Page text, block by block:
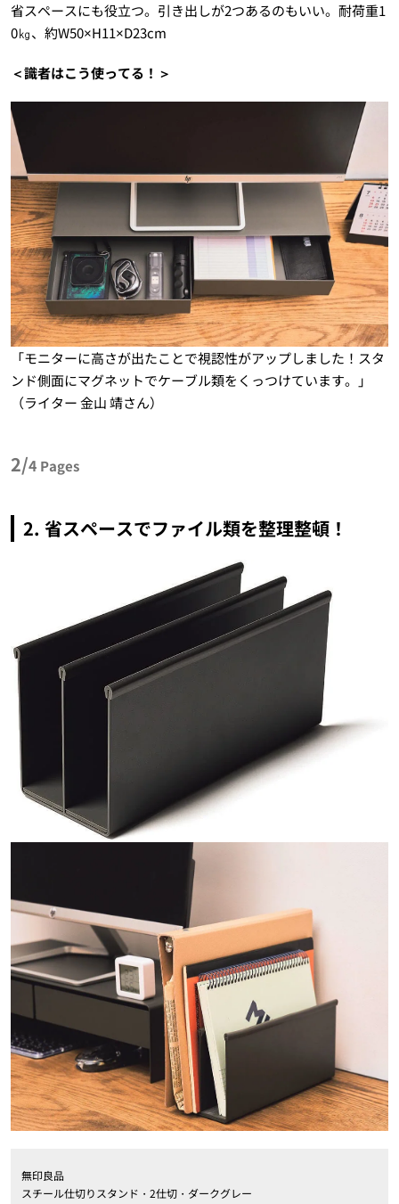
省スペースにも役立つ。引き出しが2つあるのもいい。耐荷重1
0㎏、約W50×H11×D23cm
＜識者はこう使ってる！＞
「モニターに高さが出たことで視認性がアップしました！スタ
ンド側面にマグネットでケーブル類をくっつけています。」
（ライター 金山 靖さん）
2/4 Pages
2. 省スペースでファイル類を整理整頓！
無印良品
スチール仕切りスタンド・2仕切・ダークグレー